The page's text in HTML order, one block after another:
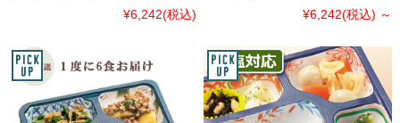
¥6,242(税込) ¥6,242(税込) ～